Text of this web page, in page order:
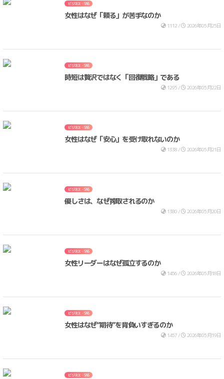
ビジネス・SNS
女性はなぜ「頼る」が苦手なのか
1112 / 2026年05月25日
ビジネス・SNS
時短は贅沢ではなく「回復戦略」である
1295 / 2026年05月22日
ビジネス・SNS
女性はなぜ「安心」を受け取れないのか
1338 / 2026年05月21日
ビジネス・SNS
優しさは、なぜ搾取されるのか
1380 / 2026年05月20日
ビジネス・SNS
女性リーダーはなぜ孤立するのか
1456 / 2026年05月18日
ビジネス・SNS
女性はなぜ“期待”を背負いすぎるのか
1457 / 2026年05月19日
ビジネス・SNS